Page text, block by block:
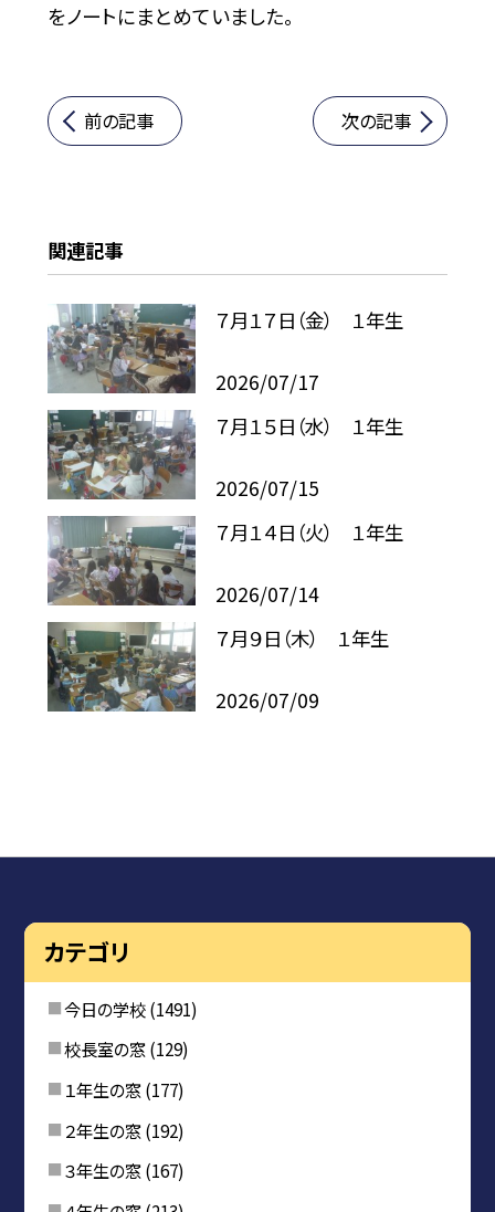
をノートにまとめていました。
前の記事 次の記事
関連記事
７月１７日（金） １年生
2026/07/17
７月１５日（水） １年生
2026/07/15
７月１４日（火） １年生
2026/07/14
７月９日（木） １年生
2026/07/09
カテゴリ
今日の学校(1491)
校長室の窓(129)
１年生の窓(177)
２年生の窓(192)
３年生の窓(167)